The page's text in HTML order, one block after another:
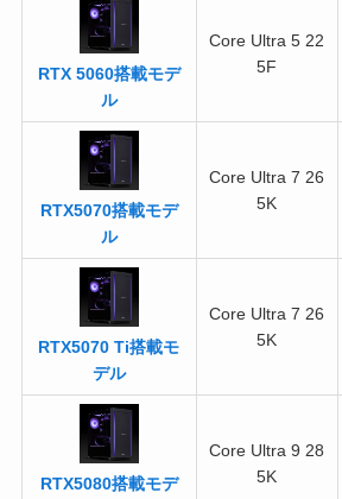
RTX 5060搭載モデ
ル
Core Ultra 5 22
5F
RTX5070搭載モデ
ル
Core Ultra 7 26
5K
RTX5070 Ti搭載モ
デル
Core Ultra 7 26
5K
RTX5080搭載モデ
Core Ultra 9 28
5K